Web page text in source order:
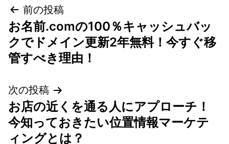
投
稿
ナ
ビ
ゲ
ー
前の投稿
お名前.comの100％キャッシュバッ
クでドメイン更新2年無料！今すぐ移
管すべき理由！
次の投稿
お店の近くを通る人にアプローチ！
今知っておきたい位置情報マーケテ
ィングとは？